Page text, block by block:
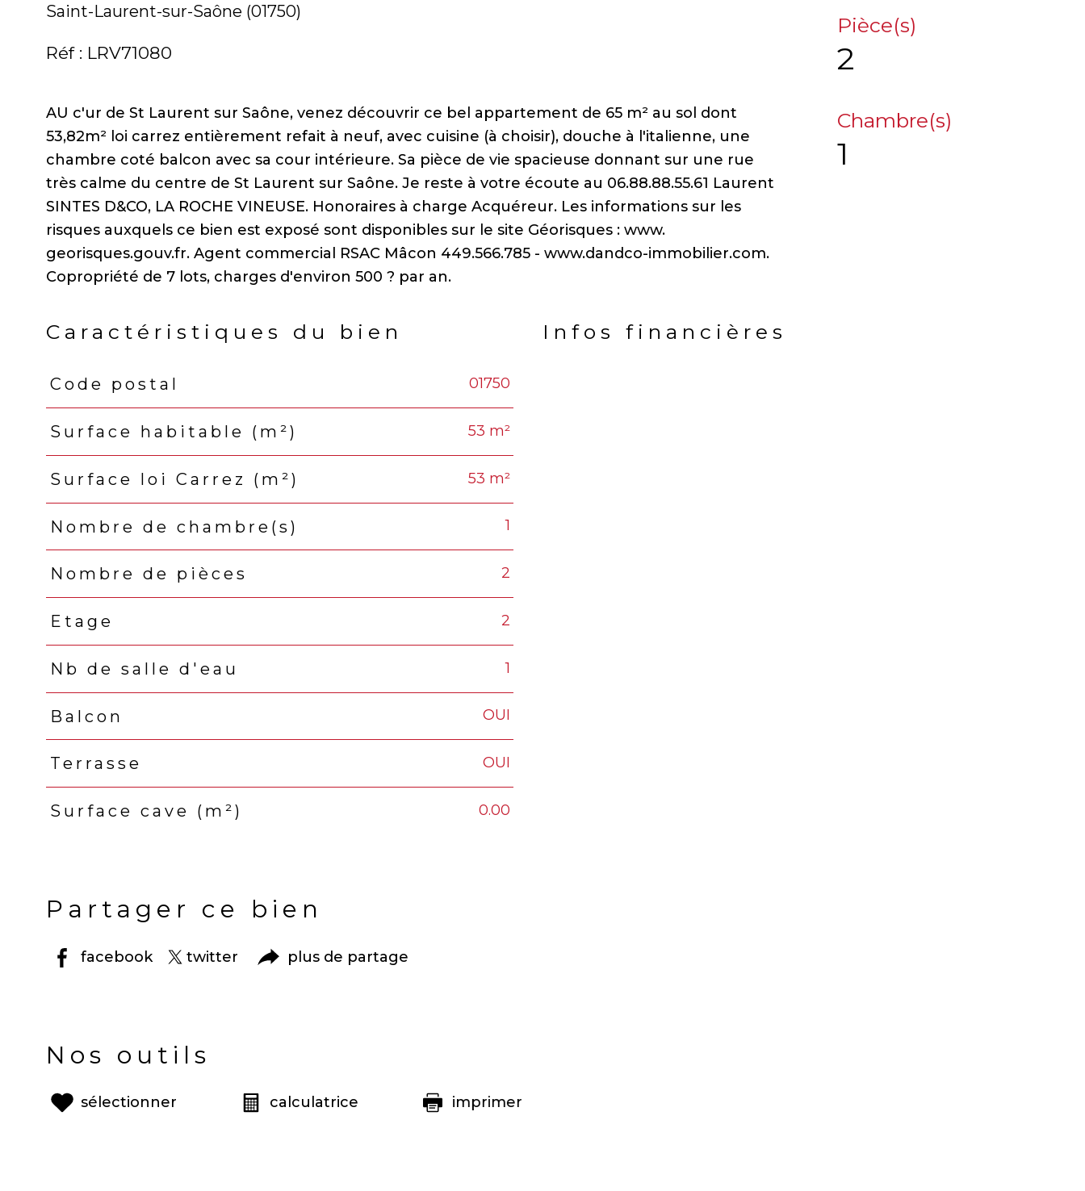
Saint-Laurent-sur-Saône (01750)
Réf : LRV71080
AU c'ur de St Laurent sur Saône, venez découvrir ce bel appartement de 65 m² au sol dont
53,82m² loi carrez entièrement refait à neuf, avec cuisine (à choisir), douche à l'italienne, une
chambre coté balcon avec sa cour intérieure. Sa pièce de vie spacieuse donnant sur une rue
très calme du centre de St Laurent sur Saône. Je reste à votre écoute au 06.88.88.55.61 Laurent
SINTES D&CO, LA ROCHE VINEUSE. Honoraires à charge Acquéreur. Les informations sur les
risques auxquels ce bien est exposé sont disponibles sur le site Géorisques : www.
georisques.gouv.fr. Agent commercial RSAC Mâcon 449.566.785 - www.dandco-immobilier.com.
Pièce(s)
2
Chambre(s)
1
Caractéristiques du bien
Caractéristiques
Code postal 01750
Surface habitable (m²) 53 m²
Surface loi Carrez (m²) 53 m²
Nombre de chambre(s) 1
Nombre de pièces 2
Etage 2
Nb de salle d'eau 1
Balcon OUI
Terrasse OUI
Surface cave (m²) 0.00
Infos financières
Partager ce bien
facebook twitter plus de partage
Nos outils
sélectionner calculatrice imprimer